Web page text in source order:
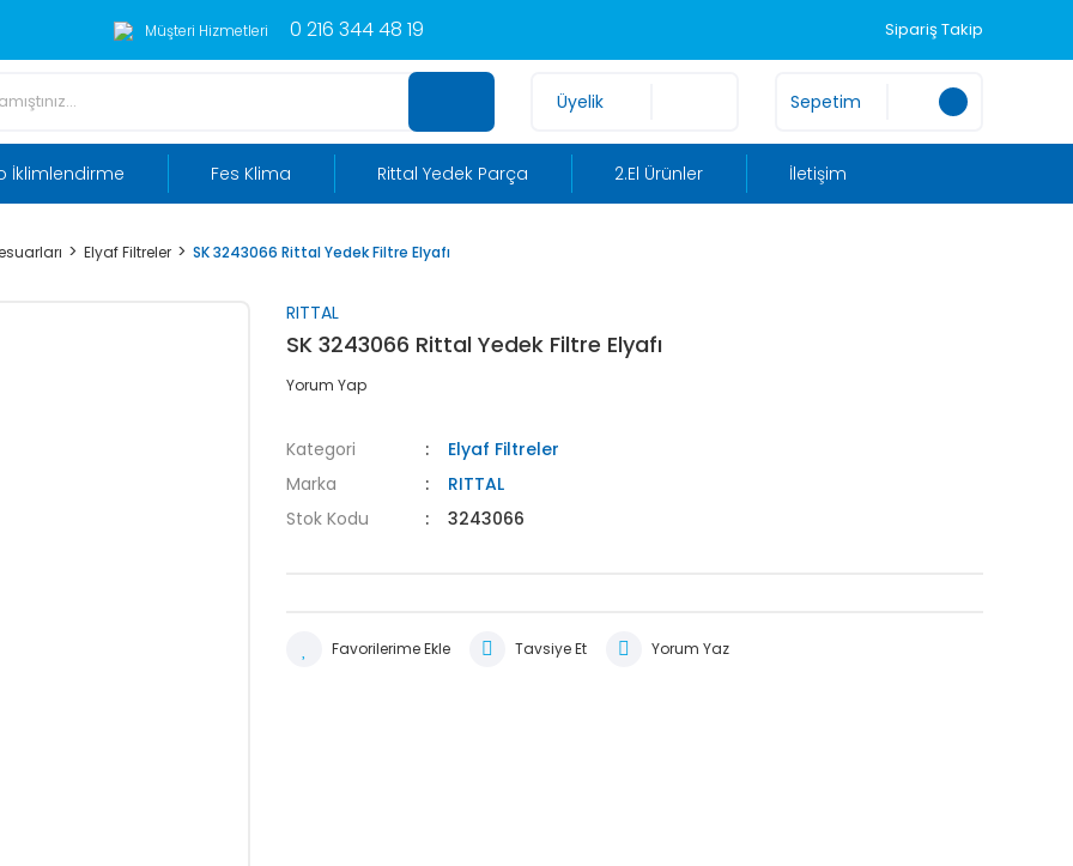
Müşteri Hizmetleri 0 216 344 48 19 Sipariş Takip
Üyelik Sepetim
İklimlendirme Fes Klima Rittal Yedek Parça 2.El Ürünler İletişim
Elyaf Filtreler SK 3243066 Rittal Yedek Filtre Elyafı
RITTAL
SK 3243066 Rittal Yedek Filtre Elyafı
Yorum Yap
Kategori
Elyaf Filtreler
Marka
RITTAL
Stok Kodu
3243066
Tavsiye Et Yorum Yaz